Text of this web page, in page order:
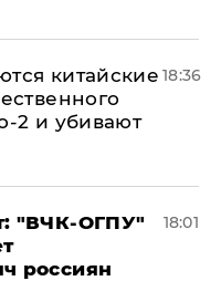
китайские
2 и убивают
18:36
"ВЧК-ОГПУ"
россиян
18:01